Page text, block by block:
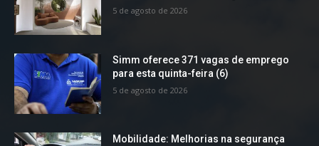
5 de agosto de 2026
Simm oferece 371 vagas de emprego
para esta quinta-feira (6)
5 de agosto de 2026
Mobilidade: Melhorias na segurança